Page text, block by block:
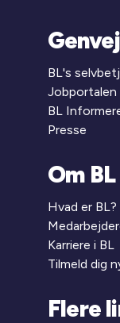
BL's
Jobportalen
BL
Presse
Om BL
Hvad er BL?
Karriere i BL
Tilmeld dig
Flere